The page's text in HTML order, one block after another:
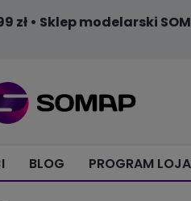
zł • Sklep modelarski
BLOG PROGRAM